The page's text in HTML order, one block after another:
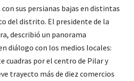
sus persianas bajas en distintas
del distrito. El presidente de la
describió un panorama
diálogo con los medios locales:
cuadras por el centro de Pilar y
trayecto más de diez comercios